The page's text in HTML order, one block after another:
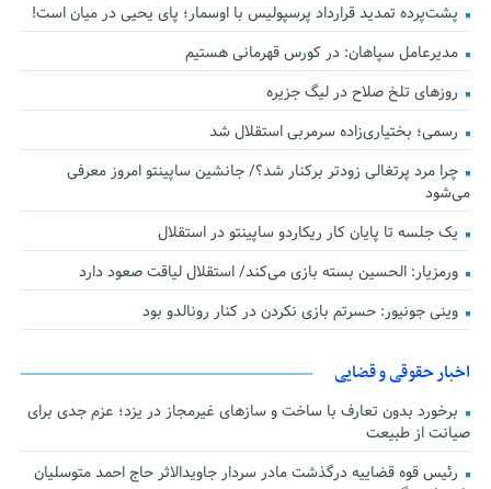
پشت‌پرده تمدید قرارداد پرسپولیس با اوسمار؛ پای یحیی در میان است!
مدیرعامل سپاهان: در کورس قهرمانی هستیم
روزهای تلخ صلاح در لیگ جزیره
رسمی؛ بختیاری‌زاده سرمربی استقلال شد
چرا مرد پرتغالی زودتر برکنار شد؟/ جانشین ساپینتو امروز معرفی
می‌شود
یک جلسه تا پایان کار ریکاردو ساپینتو در استقلال
ورمزیار: الحسین بسته بازی می‌کند/ استقلال لیاقت صعود دارد
وینی جونیور: حسرتم بازی نکردن در کنار رونالدو بود
اخبار حقوقی و قضایی
برخورد بدون تعارف با ساخت‌ و سازهای غیرمجاز در یزد؛ عزم جدی برای
صیانت از طبیعت
رئیس قوه قضاییه درگذشت مادر سردار جاویدالاثر حاج احمد متوسلیان